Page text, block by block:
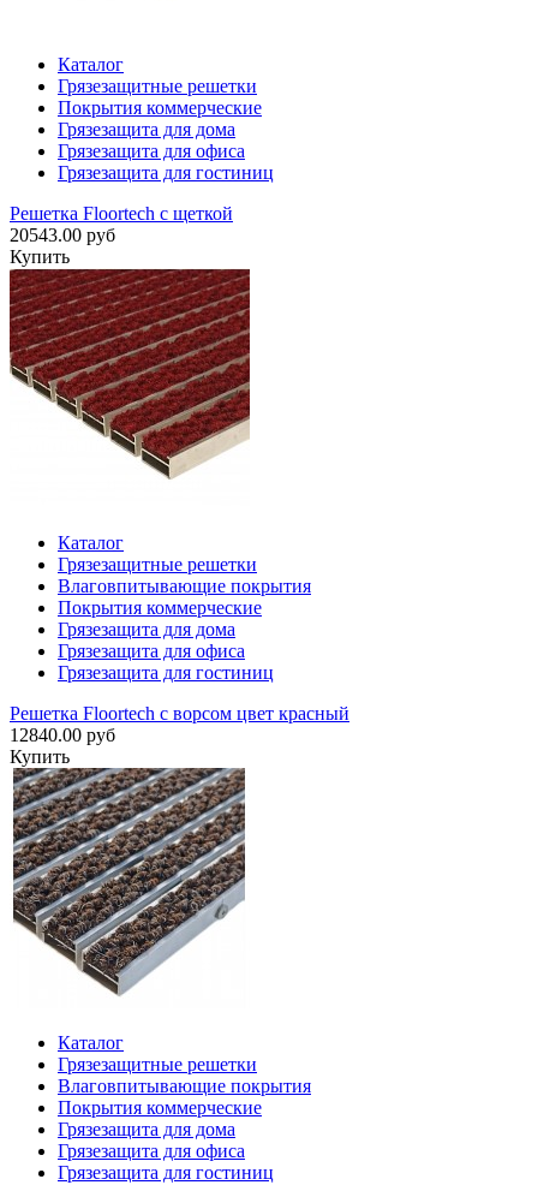
Каталог
Грязезащитные решетки
Покрытия коммерческие
Грязезащита для дома
Грязезащита для офиса
Грязезащита для гостиниц
Решетка Floortech с щеткой
20543.00 руб
Купить
Каталог
Грязезащитные решетки
Влаговпитывающие покрытия
Покрытия коммерческие
Грязезащита для дома
Грязезащита для офиса
Грязезащита для гостиниц
Решетка Floortech с ворсом цвет красный
12840.00 руб
Купить
Каталог
Грязезащитные решетки
Влаговпитывающие покрытия
Покрытия коммерческие
Грязезащита для дома
Грязезащита для офиса
Грязезащита для гостиниц